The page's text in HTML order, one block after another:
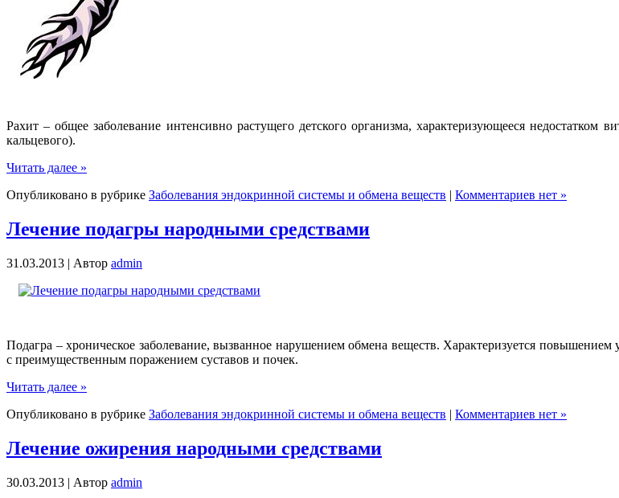
Рахит – общее заболевание интенсивно растущего детского организма, характеризующееся
кальцевого).
Читать далее »
Опубликовано в рубрике Заболевания эндокринной системы и обмена веществ | Комментариев нет »
Лечение подагры народными средствами
31.03.2013 | Автор admin
Подагра – хроническое заболевание, вызванное нарушением обмена веществ. Характеризуется
с преимущественным поражением суставов и почек.
Читать далее »
Опубликовано в рубрике Заболевания эндокринной системы и обмена веществ | Комментариев нет »
Лечение ожирения народными средствами
30.03.2013 | Автор admin